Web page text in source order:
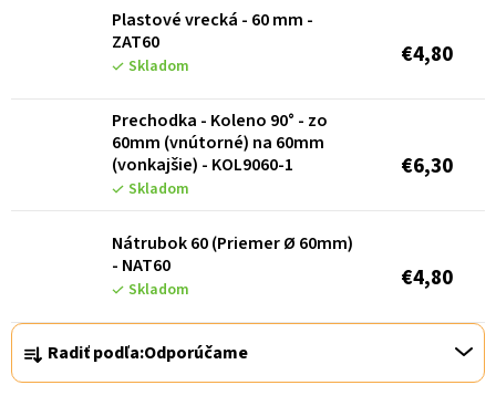
Plastové vrecká - 60 mm -
ZAT60
Skladom €4,80
Prechodka - Koleno 90° - zo
60mm (vnútorné) na 60mm
(vonkajšie) - KOL9060-1
Skladom
€6,30
Nátrubok 60 (Priemer Ø 60mm)
- NAT60
Skladom €4,80
R
a
Radiť podľa:Odporúčame
k
v